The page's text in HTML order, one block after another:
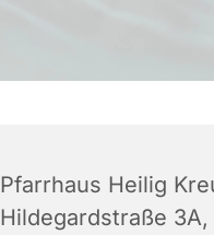
Pfarrhaus Heilig
Hildegardstraße 3A,